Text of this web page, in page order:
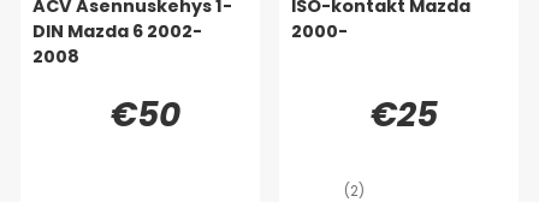
ACV Asennuskehys 1-
DIN Mazda 6 2002-
2008
€50
ISO-kontakt Mazda
2000-
€25
(2)